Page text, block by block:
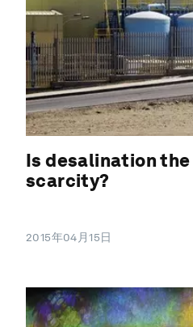
Is desalination
scarcity?
2015年04月15日